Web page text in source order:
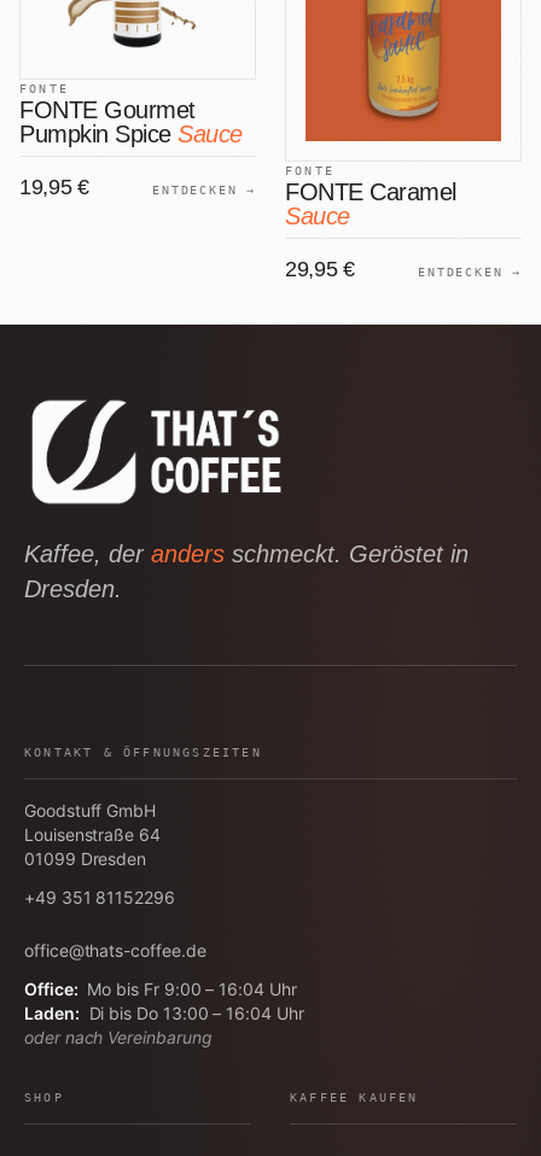
FONTE
FONTE Gourmet
Pumpkin Spice Sauce
19,95 € ENTDECKEN →
FONTE
FONTE Caramel
Sauce
29,95 € ENTDECKEN →
Kaffee, der anders schmeckt. Geröstet in
Dresden.
KONTAKT & ÖFFNUNGSZEITEN
Goodstuff GmbH
Louisenstraße 64
01099 Dresden
+49 351 81152296
office@thats-coffee.de
Office: Mo bis Fr 9:00 – 16:04 Uhr
Laden: Di bis Do 13:00 – 16:04 Uhr
oder nach Vereinbarung
SHOP KAFFEE KAUFEN